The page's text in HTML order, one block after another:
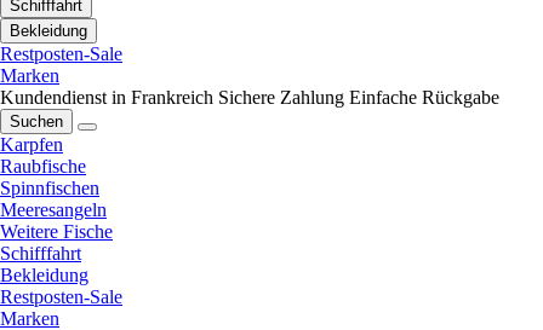
Schifffahrt
Bekleidung
Restposten-Sale
Marken
Kundendienst in Frankreich Sichere Zahlung Einfache Rückgabe
Suchen
Karpfen
Raubfische
Spinnfischen
Meeresangeln
Weitere Fische
Schifffahrt
Bekleidung
Restposten-Sale
Marken